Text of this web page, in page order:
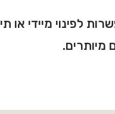
לפינוי מיידי
מיותרים.